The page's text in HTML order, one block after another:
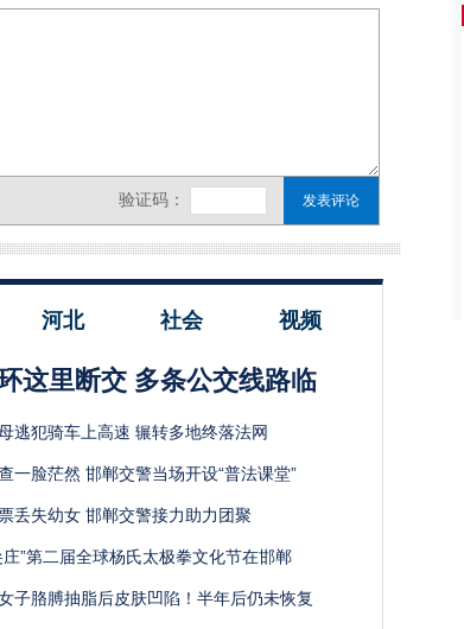
河北 社会 视频
这里断交 多条公交线路临
逃犯骑车上高速 辗转多地终落法网
一脸茫然 邯郸交警当场开设“普法课堂”
丢失幼女 邯郸交警接力助力团聚
庄”第二届全球杨氏太极拳文化节在邯郸
子胳膊抽脂后皮肤凹陷！半年后仍未恢复